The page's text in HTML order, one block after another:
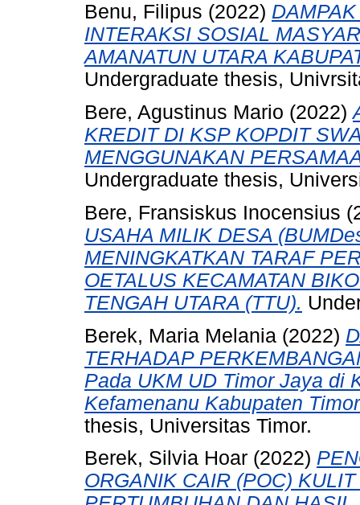
Benu, Filipus (2022)
INTERAKSI SOSIAL
AMANATUN UTARA
Undergraduate thesis,
Bere, Agustinus Mario (2022)
KREDIT DI KSP KOPDIT
MENGGUNAKAN
Undergraduate thesis,
Bere, Fransiskus Inocensius
USAHA MILIK DESA
MENINGKATKAN TARAF
OETALUS KECAMATAN
TENGAH UTARA (TTU).
Berek, Maria Melania (2022)
TERHADAP
Pada UKM UD Timor Jaya di
Kefamenanu Kabupaten
thesis, Universitas Timor.
Berek, Silvia Hoar (2022)
ORGANIK CAIR (POC)